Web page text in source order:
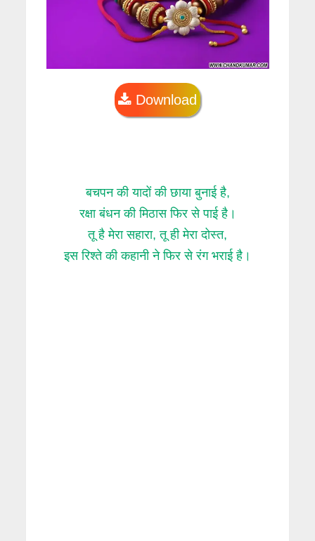
Download
बचपन की यादों की छाया बुनाई है,
रक्षा बंधन की मिठास फिर से पाई है।
तू है मेरा सहारा, तू ही मेरा दोस्त,
इस रिश्ते की कहानी ने फिर से रंग भराई है।